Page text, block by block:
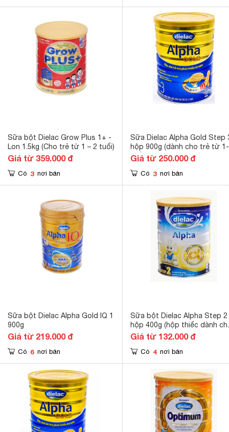
Sữa bột Dielac Grow Plus 1+ -
Lon 1.5kg (Cho trẻ từ 1 – 2 tuổi)
Giá từ 359.000 đ
Có 3 nơi bán
Sữa Dielac Alpha Gold Step
hộp 900g (dành cho trẻ từ
tuổi)
Giá từ 250.000 đ
Có 3 nơi bán
Sữa bột Dielac Alpha Gold IQ 1
900g
Giá từ 219.000 đ
Có 6 nơi bán
Sữa bột Dielac Alpha Step
hộp 400g (hộp thiếc dành
trẻ từ 6 - 12 tháng)
Giá từ 132.000 đ
Có 4 nơi bán